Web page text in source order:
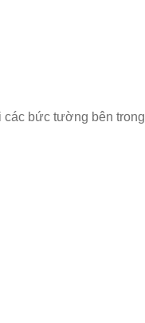
bức tường bên